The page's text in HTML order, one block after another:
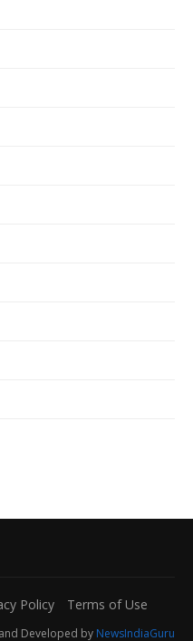
Policy Terms of Use
Developed by NewsIndiaGuru